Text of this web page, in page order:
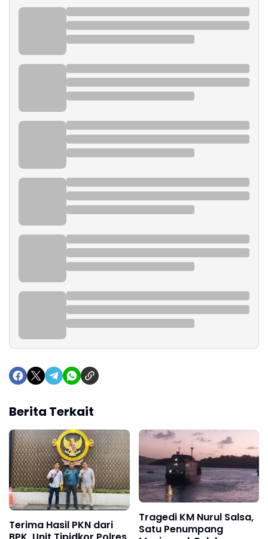
Berita Terkait
Terima Hasil PKN dari
Tragedi KM Nurul Salsa,
Satu Penumpang